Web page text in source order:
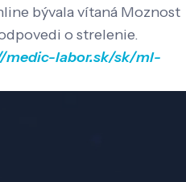
bývala vítaná Moznost
o strelenie.
medic-labor.sk/sk/ml-